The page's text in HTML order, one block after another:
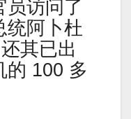
员访问了
统阿卜杜
其已出
的 100 多